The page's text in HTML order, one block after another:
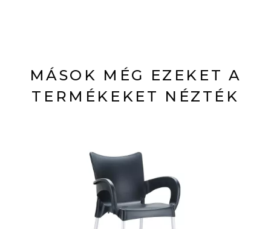
MÁSOK MÉG EZEKET A
TERMÉKEKET NÉZTÉK